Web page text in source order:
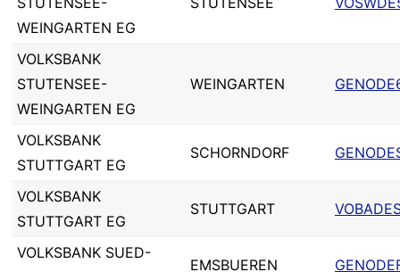
WEINGARTEN EG
VOLKSBANK
STUTENSEE-
WEINGARTEN EG
WEINGARTEN
VOLKSBANK
STUTTGART EG
SCHORNDORF
VOLKSBANK
STUTTGART EG
STUTTGART
VOLKSBANK SUED-
EMSBUEREN